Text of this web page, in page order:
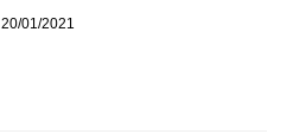
20/01/2021